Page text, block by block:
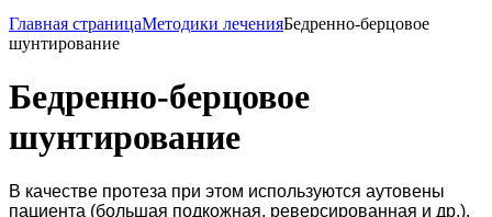
Главная страницаМетодики леченияБедренно-берцовое
шунтирование
Бедренно-берцовое
шунтирование
В качестве протеза при этом используются аутовены
пациента (большая подкожная, реверсированная и др.),